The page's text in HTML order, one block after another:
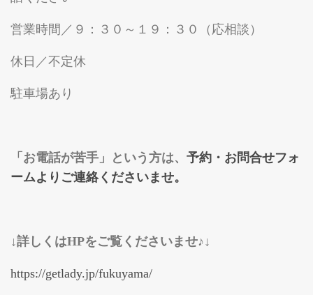
営業時間／９：３０～１９：３０（応相談）
休日／不定休
駐車場あり
「お電話が苦手」という方は、 予約・お問合せフォ
ームよりご連絡くださいませ。
↓詳しくはHPをご覧くださいませ♪↓
https://getlady.jp/fukuyama/